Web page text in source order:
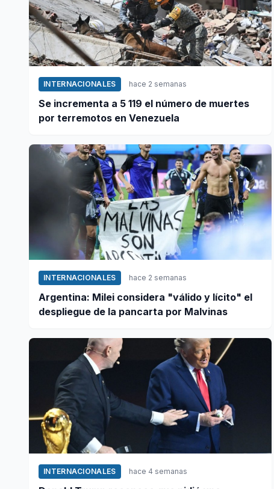
INTERNACIONALES hace 2 semanas
Se incrementa a 5 119 el número de muertes
por terremotos en Venezuela
INTERNACIONALES hace 2 semanas
Argentina: Milei considera "válido y lícito" el
despliegue de la pancarta por Malvinas
INTERNACIONALES hace 4 semanas